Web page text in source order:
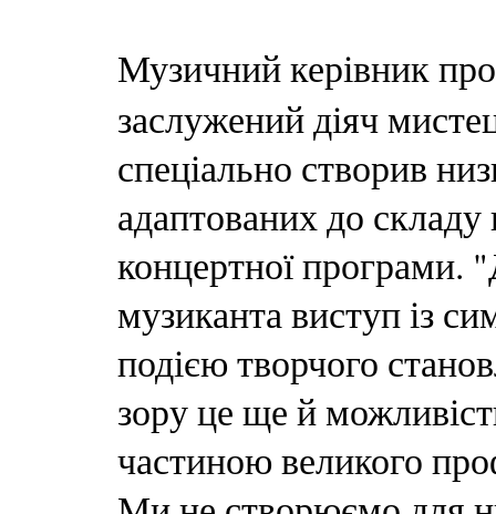
Музичний керівник
заслужений діяч
спеціально створив
адаптованих до складу
концертної програми.
музиканта виступ із
подією творчого
зору це ще й
частиною великого